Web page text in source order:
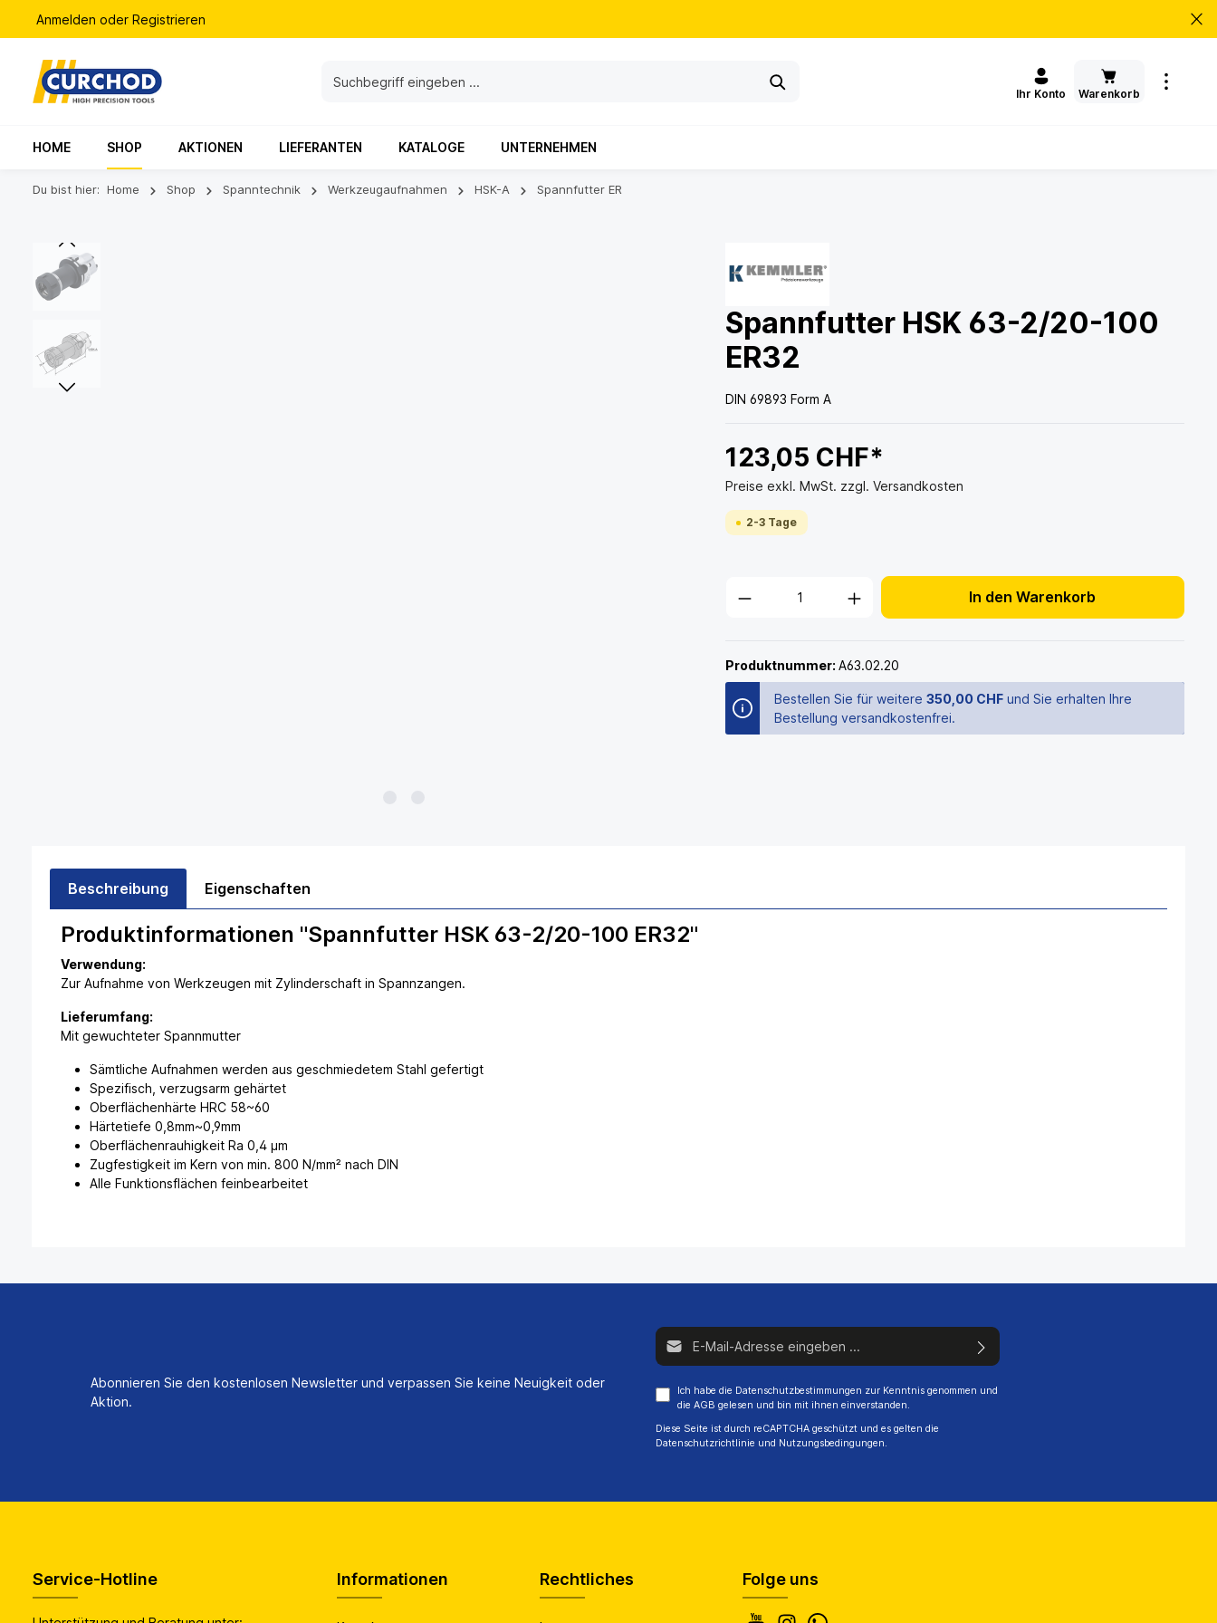
Anmelden oder Registrieren
Ihr Konto Warenkorb
HOME SHOP AKTIONEN LIEFERANTEN KATALOGE UNTERNEHMEN
Du bist hier: Home Shop Spanntechnik Werkzeugaufnahmen HSK-A Spannfutter ER
Spannfutter HSK 63-2/20-100
ER32
DIN 69893 Form A
123,05 CHF*
Preise exkl. MwSt. zzgl. Versandkosten
2-3 Tage
In den Warenkorb
Produktnummer:A63.02.20
Bestellen Sie für weitere350,00 CHF und Sie erhalten Ihre
Bestellung versandkostenfrei.
Beschreibung Eigenschaften
Produktinformationen "Spannfutter HSK 63-2/20-100 ER32"
Verwendung:
Zur Aufnahme von Werkzeugen mit Zylinderschaft in Spannzangen.
Lieferumfang:
Mit gewuchteter Spannmutter
Sämtliche Aufnahmen werden aus geschmiedetem Stahl gefertigt
Spezifisch, verzugsarm gehärtet
Oberflächenhärte HRC 58~60
Härtetiefe 0,8mm~0,9mm
Oberflächenrauhigkeit Ra 0,4 µm
Zugfestigkeit im Kern von min. 800 N/mm² nach DIN
Alle Funktionsflächen feinbearbeitet
Abonnieren Sie den kostenlosen Newsletter und verpassen Sie keine Neuigkeit oder
Aktion.
E-Mail-Adresse*
Ich habe die Datenschutzbestimmungen zur Kenntnis genommen und
die AGB gelesen und bin mit ihnen einverstanden.
Diese Seite ist durch reCAPTCHA geschützt und es gelten die
Datenschutzrichtlinie und Nutzungsbedingungen.
Folge uns
Service-Hotline Informationen Rechtliches